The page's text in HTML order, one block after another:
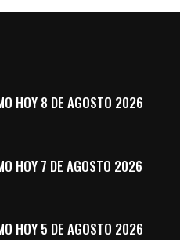
HOY 8 DE AGOSTO 2026
HOY 7 DE AGOSTO 2026
HOY 5 DE AGOSTO 2026